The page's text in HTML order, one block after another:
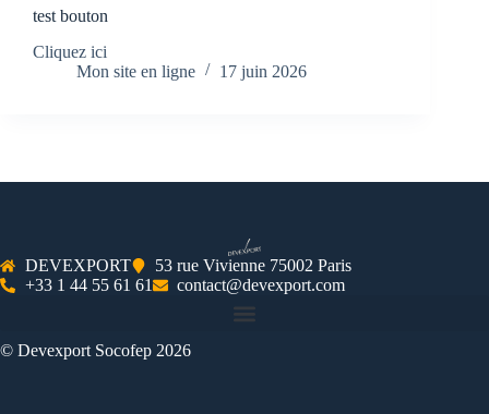
test bouton
Cliquez ici
Mon site en ligne
17 juin 2026
DEVEXPORT
53 rue Vivienne 75002 Paris
+33 1 44 55 61 61
contact@devexport.com
© Devexport Socofep 2026